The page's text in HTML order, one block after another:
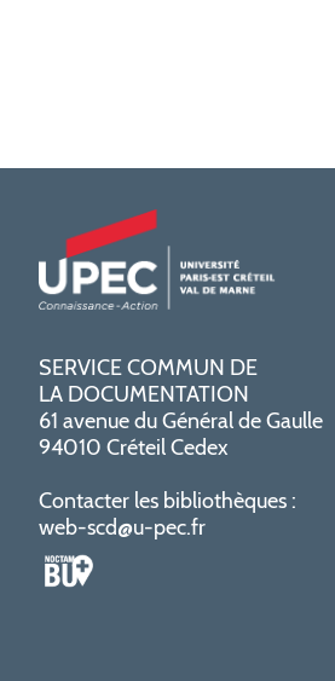
SERVICE COMMUN DE
LA DOCUMENTATION
61 avenue du Général de Gaulle
94010 Créteil Cedex
Contacter les bibliothèques :
web-scd@u-pec.fr